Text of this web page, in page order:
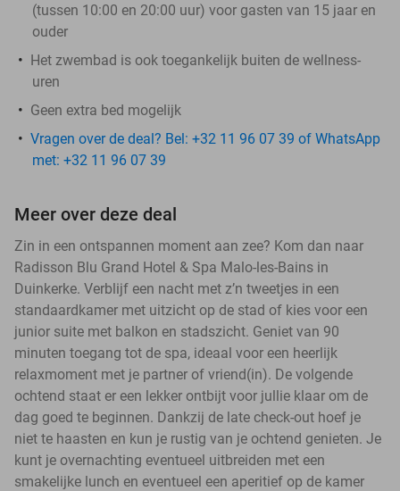
(tussen 10:00 en 20:00 uur) voor gasten van 15 jaar en
ouder
Het zwembad is ook toegankelijk buiten de wellness-
uren
Geen extra bed mogelijk
Vragen over de deal? Bel: +32 11 96 07 39 of WhatsApp
met: +32 11 96 07 39
Meer over deze deal
Zin in een ontspannen moment aan zee? Kom dan naar
Radisson Blu Grand Hotel & Spa Malo-les-Bains in
Duinkerke. Verblijf een nacht met z’n tweetjes in een
standaardkamer met uitzicht op de stad of kies voor een
junior suite met balkon en stadszicht. Geniet van 90
minuten toegang tot de spa, ideaal voor een heerlijk
relaxmoment met je partner of vriend(in). De volgende
ochtend staat er een lekker ontbijt voor jullie klaar om de
dag goed te beginnen. Dankzij de late check-out hoef je
niet te haasten en kun je rustig van je ochtend genieten. Je
kunt je overnachting eventueel uitbreiden met een
smakelijke lunch en eventueel een aperitief op de kamer